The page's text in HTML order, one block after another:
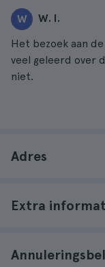
W W. I.
Het bezoek aan
veel geleerd over
niet.
Adres
Extra